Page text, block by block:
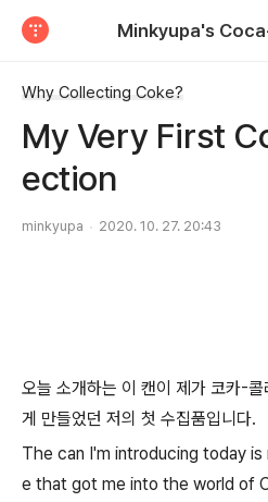
Minkyupa's
Why Collecting Coke?
My Very First
ection
minkyupa 2020. 10. 27. 20:43
오늘 소개하는 이 캔이 제가 코카-콜
게 만들었던 저의 첫 수집품입니다.
The can I'm introducing today
e that got me into the world of